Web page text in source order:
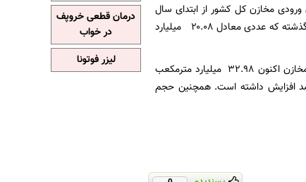
ورودی مخازن کل کشور از ابتدای سال
آبی (ابتدای مهرماه) تا ۱۲ اردیبهشت ماه، معادل ۳۳.۱۸ میلیارد متر مکعب بوده که در قیاس با سال گذشته که عددی معادل ۲۰.۰۸ میلیارد
همچنین میزان کل خروجی سدهای کشور نیز نسبت به سال قبل ۹ درصد اعلام شد. حجم آب موجود مخازن اکنون ۳۲.۹۸ میلیارد مترمکعب
عدد نسبت به سال قبل که عددی معادل ۲۷.۳۲ میلیارد مترمکعب بوده ۲۱ درصد افزایش داشته است. همچنین حجم
درمان قطعی خروپف
در خواب
لیزر فوتونا